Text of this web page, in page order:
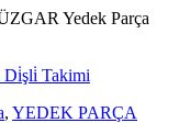
Yedek Parça
, YEDEK PARÇA